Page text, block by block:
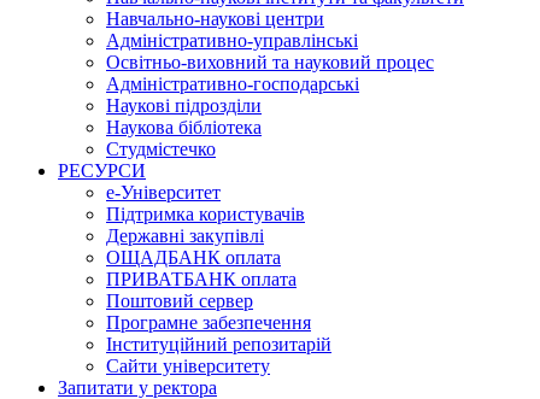
Навчально-наукові центри
Адміністративно-управлінські
Освітньо-виховний та науковий процес
Адміністративно-господарські
Наукові підрозділи
Наукова бібліотека
Студмістечко
РЕСУРСИ
е-Університет
Підтримка користувачів
Державні закупівлі
ОЩАДБАНК оплата
ПРИВАТБАНК оплата
Поштовий сервер
Програмне забезпечення
Інституційний репозитарій
Сайти університету
Запитати у ректора